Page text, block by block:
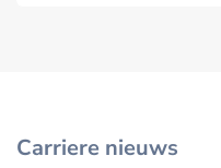
Carriere nieuws